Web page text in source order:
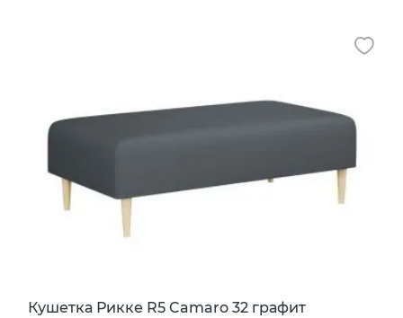
Кушетка Рикке R5 Camaro 32 графит